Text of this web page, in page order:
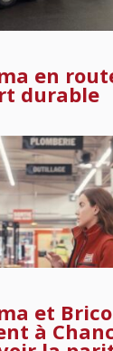
en
durable
et
à